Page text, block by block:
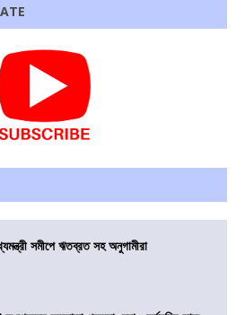
সমীপে ঋতব্রত সহ অনুগামীরা